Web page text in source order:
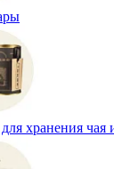
хранения чая